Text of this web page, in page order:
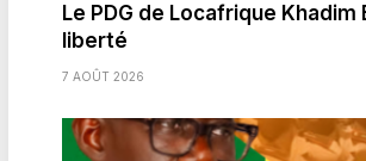
Le PDG de Locafrique Khadim
liberté
7 AOÛT 2026